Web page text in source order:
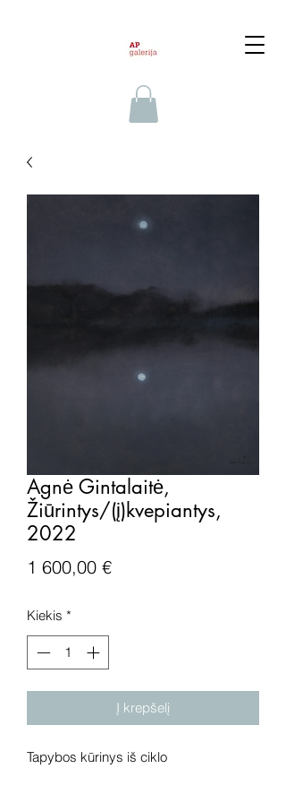
Agnė Gintalaitė,
Žiūrintys/(į)kvepiantys,
2022
1 600,00 €Price
Kiekis *
Į krepšelį
Tapybos kūrinys iš ciklo